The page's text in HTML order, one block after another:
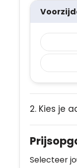
2. Kies je
Selecteer